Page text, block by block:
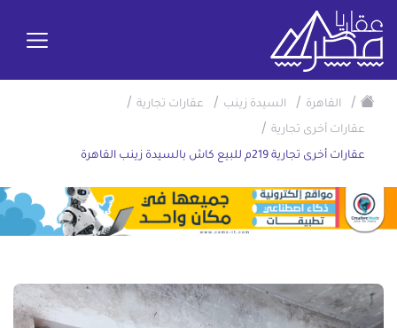
/ القاهرة / السيدة زينب / عقارات تجارية /
عقارات أخرى تجارية /
عقارات أخرى تجارية 219م للبيع كاش بالسيدة زينب القاهرة